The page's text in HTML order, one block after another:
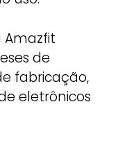
Amazfit
de
fabricação,
eletrônicos